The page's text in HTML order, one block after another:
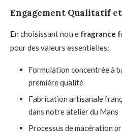
Engagement Qualitatif
En choisissant notre fragrance
pour des valeurs essentielles:
Formulation concentrée à
première qualité
Fabrication artisanale
dans notre atelier du Mans
Processus de macération